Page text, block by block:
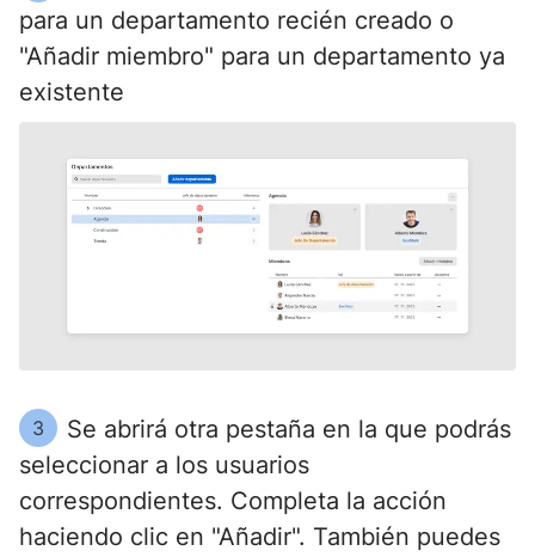
para un departamento recién creado o
"Añadir miembro" para un departamento ya
existente
3
Se abrirá otra pestaña en la que podrás
seleccionar a los usuarios
correspondientes. Completa la acción
haciendo clic en "Añadir". También puedes